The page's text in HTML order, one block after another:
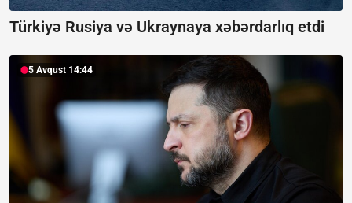
Türkiyə Rusiya və Ukraynaya xəbərdarlıq etdi
5 Avqust 14:44